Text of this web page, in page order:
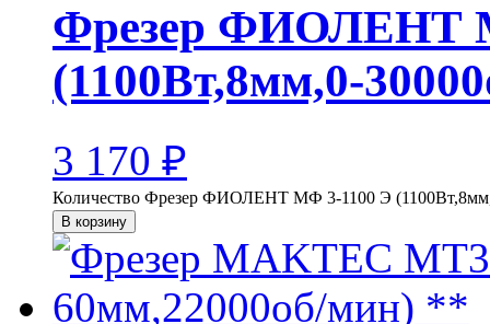
Фрезер ФИОЛЕНТ
(1100Вт,8мм,0-
3 170 ₽
Количество Фрезер ФИОЛЕНТ МФ 3-1100 Э
В корзину